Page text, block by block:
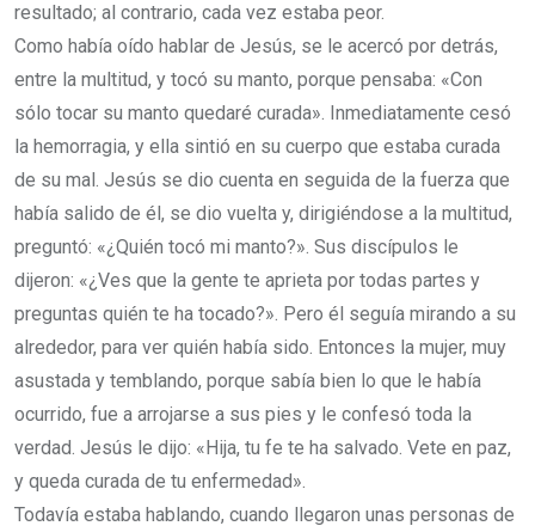
resultado; al contrario, cada vez estaba peor.
Como había oído hablar de Jesús, se le acercó por detrás,
entre la multitud, y tocó su manto, porque pensaba: «Con
sólo tocar su manto quedaré curada». Inmediatamente cesó
la hemorragia, y ella sintió en su cuerpo que estaba curada
de su mal. Jesús se dio cuenta en seguida de la fuerza que
había salido de él, se dio vuelta y, dirigiéndose a la multitud,
preguntó: «¿Quién tocó mi manto?». Sus discípulos le
dijeron: «¿Ves que la gente te aprieta por todas partes y
preguntas quién te ha tocado?». Pero él seguía mirando a su
alrededor, para ver quién había sido. Entonces la mujer, muy
asustada y temblando, porque sabía bien lo que le había
ocurrido, fue a arrojarse a sus pies y le confesó toda la
verdad. Jesús le dijo: «Hija, tu fe te ha salvado. Vete en paz,
y queda curada de tu enfermedad».
Todavía estaba hablando, cuando llegaron unas personas de